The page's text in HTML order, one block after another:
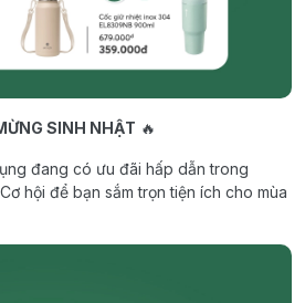
SINH NHẬT 🔥
đang có ưu đãi hấp dẫn trong
hội để bạn sắm trọn tiện ích cho mùa